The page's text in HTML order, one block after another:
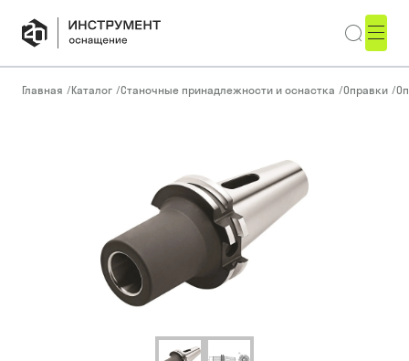
Главная /Каталог /Станочные принадлежности и оснастка /Оправки /